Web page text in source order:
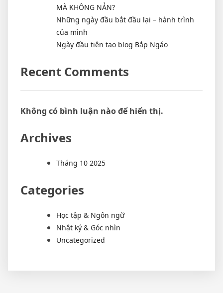
MÀ KHÔNG NẢN?
Những ngày đầu bắt đầu lại – hành trình
của mình
Ngày đầu tiên tạo blog Bắp Ngáo
Recent Comments
Không có bình luận nào để hiển thị.
Archives
Tháng 10 2025
Categories
Học tập & Ngôn ngữ
Nhật ký & Góc nhìn
Uncategorized